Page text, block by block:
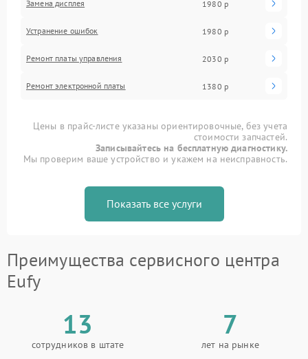
Замена дисплея 1980 р
Устранение ошибок 1980 р
Ремонт платы управления 2030 р
Ремонт электронной платы 1380 р
Цены в прайс-листе указаны ориентировочные, без учета
стоимости запчастей.
Записывайтесь на бесплатную диагностику.
Мы проверим ваше устройство и укажем на неисправность.
Показать все услуги
Преимущества сервисного центра
Eufy
13
сотрудников в штате
7
лет на рынке